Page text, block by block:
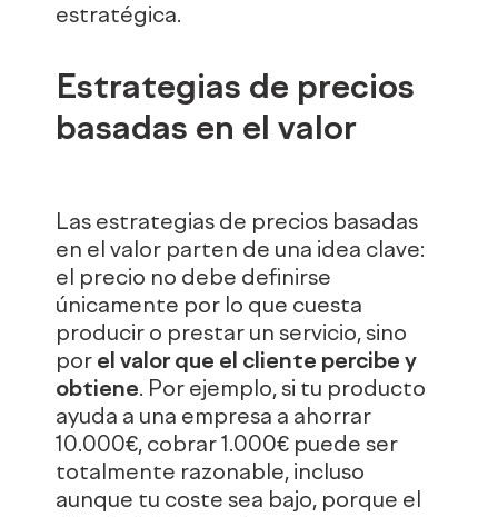
estratégica.
Estrategias de precios
basadas en el valor
Las estrategias de precios basadas
en el valor parten de una idea clave:
el precio no debe definirse
únicamente por lo que cuesta
producir o prestar un servicio, sino
por el valor que el cliente percibe y
obtiene. Por ejemplo, si tu producto
ayuda a una empresa a ahorrar
10.000€, cobrar 1.000€ puede ser
totalmente razonable, incluso
aunque tu coste sea bajo, porque el